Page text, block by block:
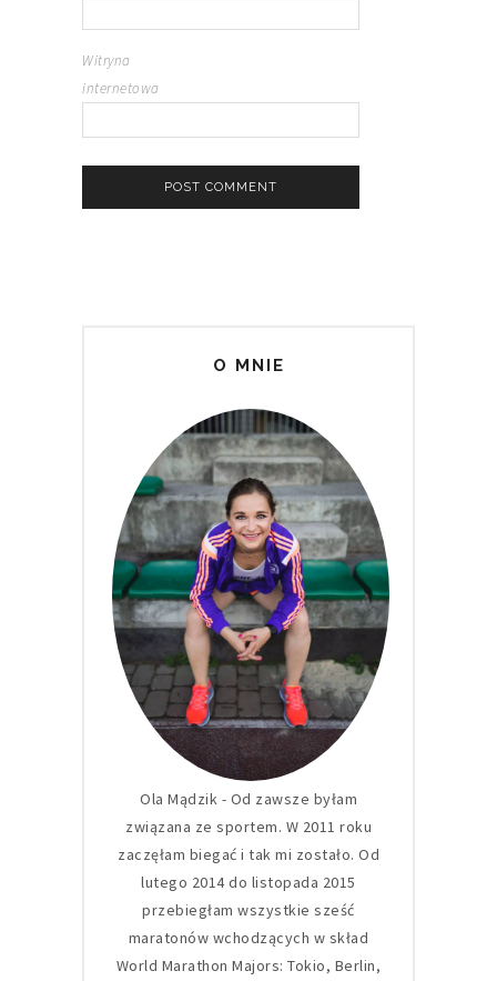
Witryna
internetowa
O MNIE
Ola Mądzik - Od zawsze byłam
związana ze sportem. W 2011 roku
zaczęłam biegać i tak mi zostało. Od
lutego 2014 do listopada 2015
przebiegłam wszystkie sześć
maratonów wchodzących w skład
World Marathon Majors: Tokio, Berlin,